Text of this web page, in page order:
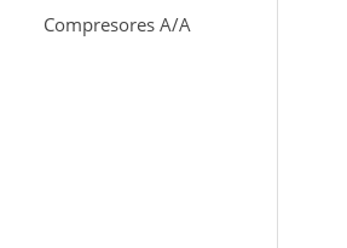
Compresores A/A